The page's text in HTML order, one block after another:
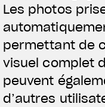
Les photos
permettant de
visuel complet
peuvent
d’autres